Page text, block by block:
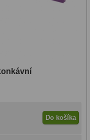
Do košíka